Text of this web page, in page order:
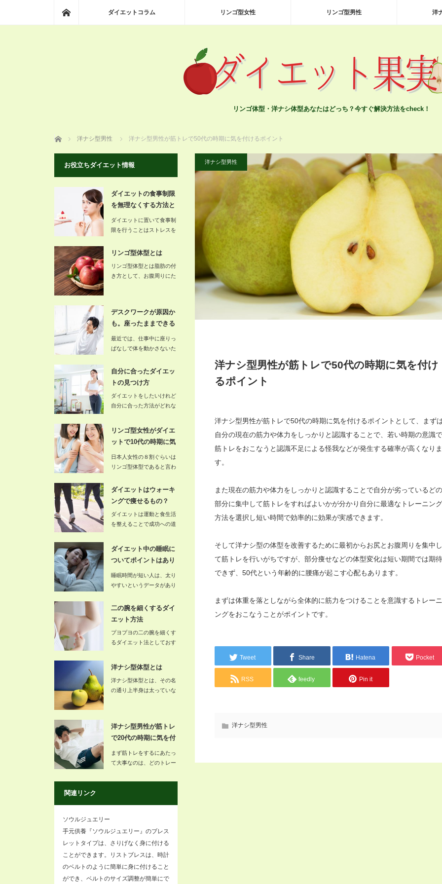
ダイエットコラム リンゴ型女性 リンゴ型男性 洋
リンゴ体型・洋ナシ体型あなたはどっち？今すぐ解決方法をcheck！
ホーム 洋ナシ型男性 洋ナシ型男性が筋トレで50代の時期に気を付けるポイント
洋ナシ型男性
洋ナシ型男性が筋トレで50代の時期に気を付け
るポイント
洋ナシ型男性が筋トレで50代の時期に気を付けるポイントとして、まず
自分の現在の筋力や体力をしっかりと認識することで、若い時期の意識で
筋トレをおこなうと認識不足による怪我などが発生する確率が高くなりま
す。
また現在の筋力や体力をしっかりと認識することで自分が劣っているどの
部分に集中して筋トレをすればよいかが分かり自分に最適なトレーニング
方法を選択し短い時間で効率的に効果が実感できます。
そして洋ナシ型の体型を改善するために最初からお尻とお腹周りを集中し
て筋トレを行いがちですが、部分痩せなどの体型変化は短い期間では期待
できず、50代という年齢的に腰痛が起こす心配もあります。
まずは体重を落としながら全体的に筋力をつけることを意識するトレーニ
ングをおこなうことがポイントです。
Tweet Share Hatena Pocket
RSS feedly Pin it
洋ナシ型男性
お役立ちダイエット情報
ダイエットの食事制限
を無理なくする方法と
は
ダイエットに置いて食事制
限を行うことはストレスを
でしょう…
リンゴ型体型とは
リンゴ型体型とは脂肪の付
き方として、お腹周りにた
デスクワークが原因か
も。座ったままできる
ダイエット…
最近では、仕事中に座りっ
ぱなしで体を動かさないた
共に多く…
自分に合ったダイエッ
トの見つけ方
ダイエットをしたいけれど
自分に合った方法がどれな
リンゴ型女性がダイエ
ットで10代の時期に気
を付ける…
日本人女性の８割ぐらいは
リンゴ型体型であると言わ
型という…
ダイエットはウォーキ
ングで痩せるもの？
ダイエットは運動と食生活
を整えることで成功への道
ダイエット中の睡眠に
ついてポイントはあり
ますか？
睡眠時間が短い人は、太り
やすいというデータがあり
すること…
二の腕を細くするダイ
エット方法
プヨプヨの二の腕を細くす
るダイエット法としておす
洋ナシ型体型とは
洋ナシ型体型とは、その名
の通り上半身は太っていな
洋ナシ型男性が筋トレ
で20代の時期に気を付
けるポイ…
まず筋トレをするにあたっ
て大事なのは、どのトレー
られるの…
関連リンク
ソウルジュエリー
手元供養『ソウルジュエリー』のブレス
レットタイプは、さりげなく身に付ける
ことができます。リストブレスは、時計
のベルトのように簡単に身に付けること
ができ、ベルトのサイズ調整が簡単にで